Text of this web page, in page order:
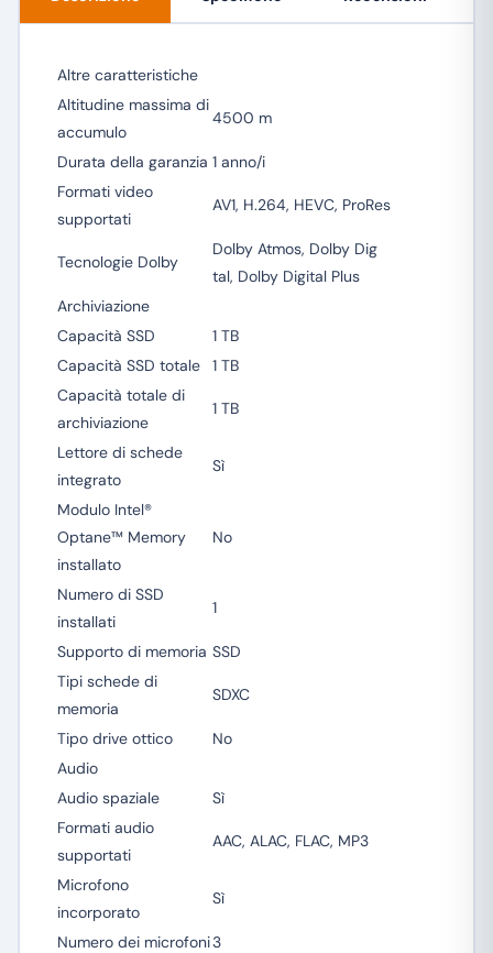
Altre caratteristiche
Altitudine massima di
accumulo
4500 m
Durata della garanzia 1 anno/i
Formati video
supportati
AV1, H.264, HEVC, ProRes
Tecnologie Dolby
Dolby Atmos, Dolby Dig
tal, Dolby Digital Plus
Archiviazione
Capacità SSD
1 TB
Capacità SSD totale
1 TB
Capacità totale di
archiviazione
1 TB
Lettore di schede
integrato
Sì
Modulo Intel®
Optane™ Memory
installato
No
Numero di SSD
installati
1
Supporto di memoria SSD
Tipi schede di
memoria
SDXC
Tipo drive ottico
No
Audio
Audio spaziale
Sì
Formati audio
supportati
AAC, ALAC, FLAC, MP3
Microfono
incorporato
Sì
Numero dei microfoni3